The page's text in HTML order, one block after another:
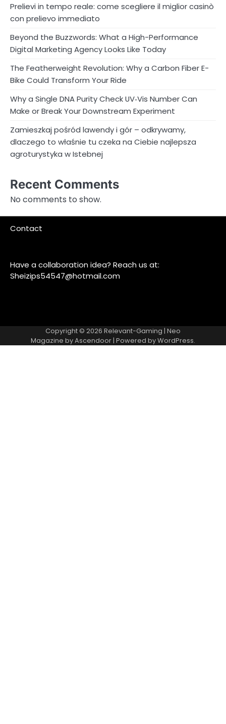
Prelievi in tempo reale: come scegliere il miglior casinò
con prelievo immediato
Beyond the Buzzwords: What a High-Performance
Digital Marketing Agency Looks Like Today
The Featherweight Revolution: Why a Carbon Fiber E-
Bike Could Transform Your Ride
Why a Single DNA Purity Check UV‑Vis Number Can
Make or Break Your Downstream Experiment
Zamieszkaj pośród lawendy i gór – odkrywamy,
dlaczego to właśnie tu czeka na Ciebie najlepsza
agroturystyka w Istebnej
Recent Comments
No comments to show.
Contact
Have a collaboration idea? Reach us at:
Sheizips54547@hotmail.com
Copyright © 2026 Relevant-Gaming | Neo
Magazine byAscendoor| Powered byWordPress.